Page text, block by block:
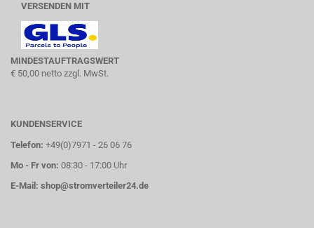
VERSENDEN MIT
MINDESTAUFTRAGSWERT
€ 50,00 netto zzgl. MwSt.
KUNDENSERVICE
Telefon: +49(0)7971 - 26 06 76
Mo - Fr von: 08:30 - 17:00 Uhr
E-Mail: shop@stromverteiler24.de